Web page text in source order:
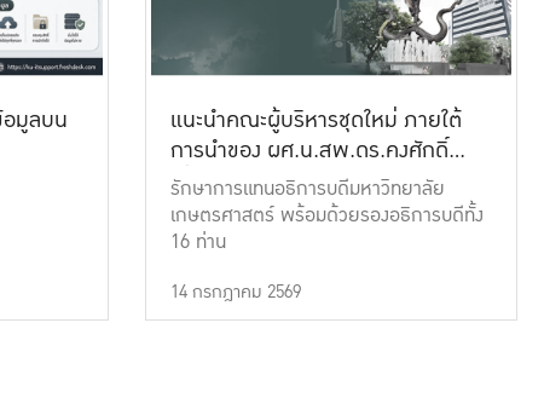
อมูลบน
แนะนำคณะผู้บริหารชุดใหม่ ภายใต้
การนำของ ผศ.น.สพ.ดร.คงศักดิ์
เที่ยงธรรม
รักษาการแทนอธิการบดีมหาวิทยาลัย
เกษตรศาสตร์ พร้อมด้วยรองอธิการบดีทั้ง
16 ท่าน
14 กรกฎาคม 2569